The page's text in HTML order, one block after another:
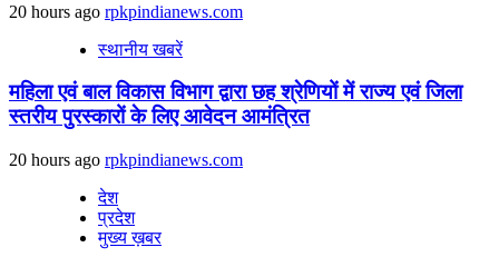
20 hours ago rpkpindianews.com
स्थानीय खबरें
महिला एवं बाल विकास विभाग द्वारा छह श्रेणियों में राज्य एवं जिला
स्तरीय पुरस्कारों के लिए आवेदन आमंत्रित
20 hours ago rpkpindianews.com
देश
प्रदेश
मुख्य ख़बर